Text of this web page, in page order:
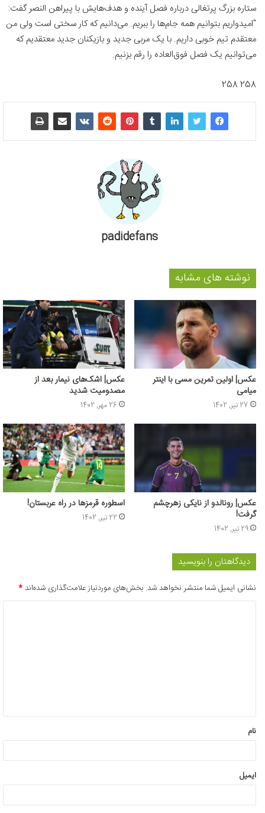
ستاره بزرگ پرتغالی درباره فصل آینده و هدف‌هایش با پیراهن النصر گفت:
"امیدواریم بتوانیم همه جام‌ها را ببریم. می‌دانیم که کار سختی است ولی من
معتقدم تیم خوبی داریم. با یک مربی جدید و بازیکنان جدید معتقدیم که
می‌توانیم یک فصل فوق‌العاده را رقم بزنیم.
258 258
padidefans
نوشته های مشابه
عکس‌| اولین تمرین مسی با اینتر
میامی
27 تیر, 1402
عکس| اشک‌های نیمار بعد از
مصدومیت شدید
26 مهر, 1402
عکس‌| رونالدو از نایکی زهرچشم
گرفت!
29 تیر, 1402
اسطوره قرمزها در راه عربستان!
22 تیر, 1402
دیدگاهتان را بنویسید
نشانی ایمیل شما منتشر نخواهد شد. بخش‌های موردنیاز علامت‌گذاری شده‌اند*
*
نام
ایمیل